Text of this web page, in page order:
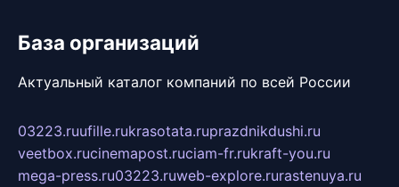
База организаций
Актуальный каталог компаний по всей России
03223.ruufille.rukrasotata.ruprazdnikdushi.ru
veetbox.rucinemapost.ruciam-fr.rukraft-you.ru
mega-press.ru03223.ruweb-explore.rurastenuya.ru